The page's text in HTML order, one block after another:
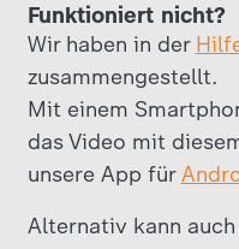
Funktioniert nicht?
Wir haben in der
zusammengestellt.
Mit einem
das Video mit
unsere App für
Alternativ kann